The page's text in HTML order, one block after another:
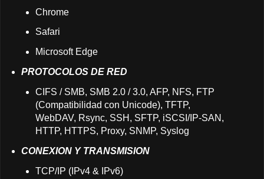
Chrome
Safari
Microsoft Edge
PROTOCOLOS DE RED
CIFS / SMB, SMB 2.0 / 3.0, AFP, NFS, FTP
(Compatibilidad con Unicode), TFTP,
WebDAV, Rsync, SSH, SFTP, iSCSI/IP-SAN,
HTTP, HTTPS, Proxy, SNMP, Syslog
CONEXION Y TRANSMISION
TCP/IP (IPv4 & IPv6)